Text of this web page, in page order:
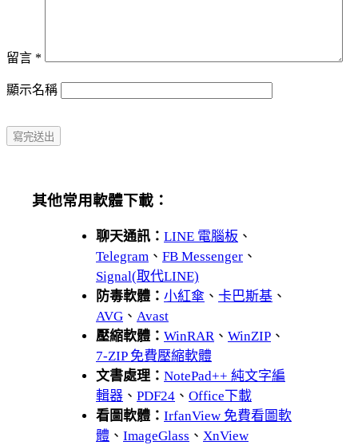
留言 *
顯示名稱
其他常用軟體下載：
聊天通訊： LINE 電腦板 、
Telegram 、 FB Messenger 、
Signal(取代LINE)
防毒軟體： 小紅傘 、 卡巴斯基 、
AVG 、 Avast
壓縮軟體： WinRAR、 WinZIP 、
7-ZIP 免費壓縮軟體
文書處理： NotePad++ 純文字編
輯器 、 PDF24 、 Office下載
看圖軟體： IrfanView 免費看圖軟
體 、 ImageGlass 、 XnView